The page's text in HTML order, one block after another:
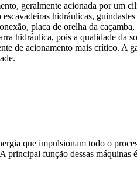
geralmente acionada por um
hidráulicas,
placa de orelha da caçamba,
hidráulica, pois a qualidade da
de acionamento mais crítico. A
que impulsionam todo o
função dessas máquinas